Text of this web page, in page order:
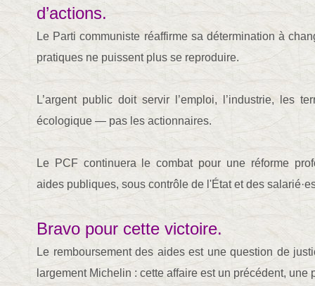
d’actions.
Le Parti communiste réaffirme sa détermination à
pratiques ne puissent plus se reproduire.
L’argent public doit servir l’emploi, l’industrie, les
écologique — pas les actionnaires.
Le PCF continuera le combat pour une réforme
aides publiques, sous contrôle de l'État et des
Bravo pour cette victoire.
Le remboursement des aides est une question de
largement Michelin : cette affaire est un précédent, une